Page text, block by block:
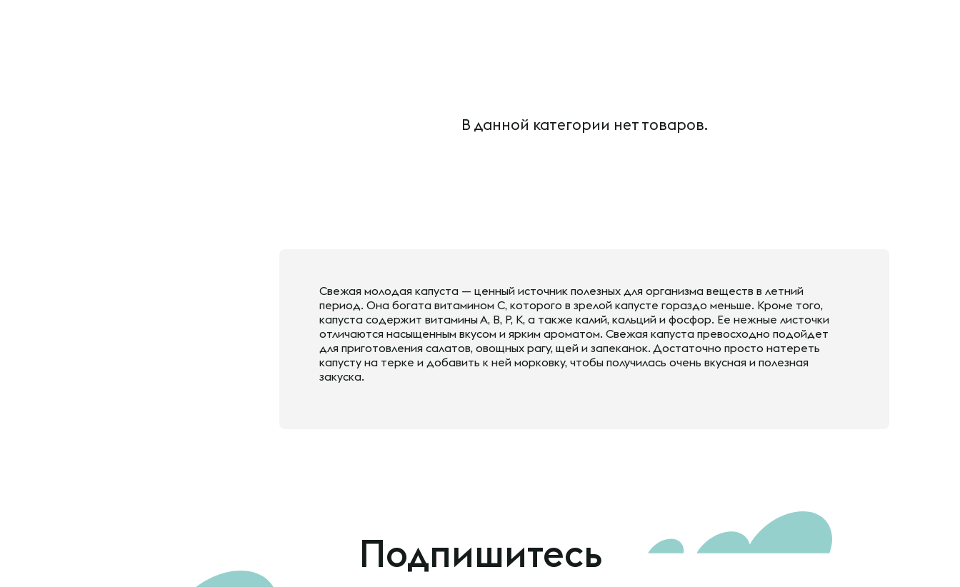
В данной категории нет товаров.
Свежая молодая капуста — ценный источник полезных для организма веществ в летний
период. Она богата витамином С, которого в зрелой капусте гораздо меньше. Кроме того,
капуста содержит витамины А, В, Р, К, а также калий, кальций и фосфор. Ее нежные листочки
отличаются насыщенным вкусом и ярким ароматом. Свежая капуста превосходно подойдет
для приготовления салатов, овощных рагу, щей и запеканок. Достаточно просто натереть
капусту на терке и добавить к ней морковку, чтобы получилась очень вкусная и полезная
закуска.
Подпишитесь